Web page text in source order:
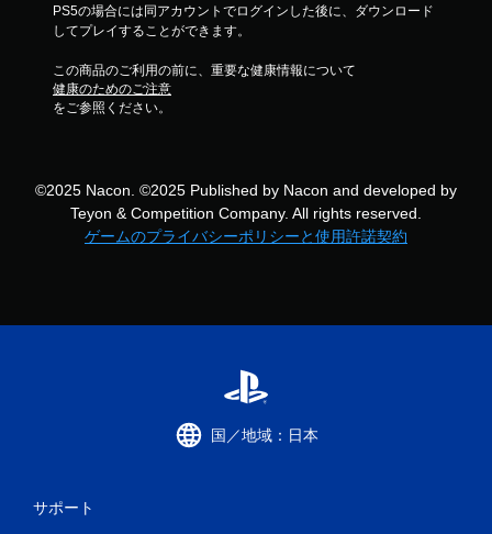
PS5の場合には同アカウントでログインした後に、ダウンロード
してプレイすることができます。
この商品のご利用の前に、重要な健康情報について
健康のためのご注意
をご参照ください。
©2025 Nacon. ©2025 Published by Nacon and developed by
Teyon & Competition Company. All rights reserved.
ゲームのプライバシーポリシーと使用許諾契約
国／地域：日本
サポート